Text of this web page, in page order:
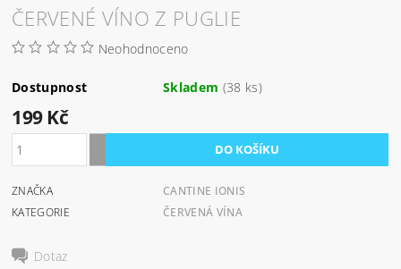
ČERVENÉ VÍNO Z PUGLIE
Neohodnoceno
Dostupnost Skladem (38 ks)
199 Kč
ZNAČKA
CANTINE IONIS
KATEGORIE
ČERVENÁ VÍNA
Dotaz